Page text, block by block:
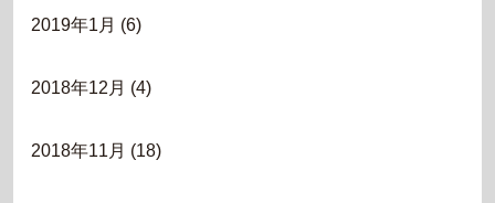
2019年1月 (6)
2018年12月 (4)
2018年11月 (18)